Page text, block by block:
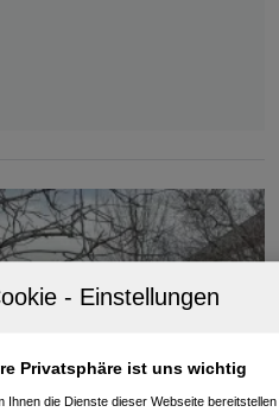
Privatsphäre ist uns wichtig
Ihnen die Dienste dieser Webseite